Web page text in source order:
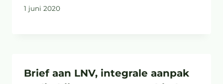
1 juni 2020
Brief aan LNV, integrale aanpak